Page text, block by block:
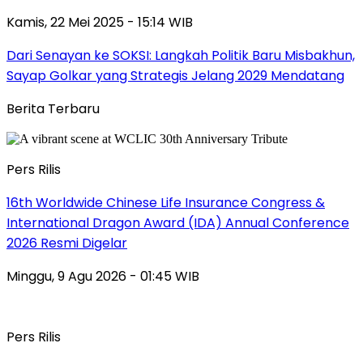
Kamis, 22 Mei 2025 - 15:14 WIB
Dari Senayan ke SOKSI: Langkah Politik Baru Misbakhun,
Sayap Golkar yang Strategis Jelang 2029 Mendatang
Berita Terbaru
Pers Rilis
16th Worldwide Chinese Life Insurance Congress &
International Dragon Award (IDA) Annual Conference
2026 Resmi Digelar
Minggu, 9 Agu 2026 - 01:45 WIB
Pers Rilis